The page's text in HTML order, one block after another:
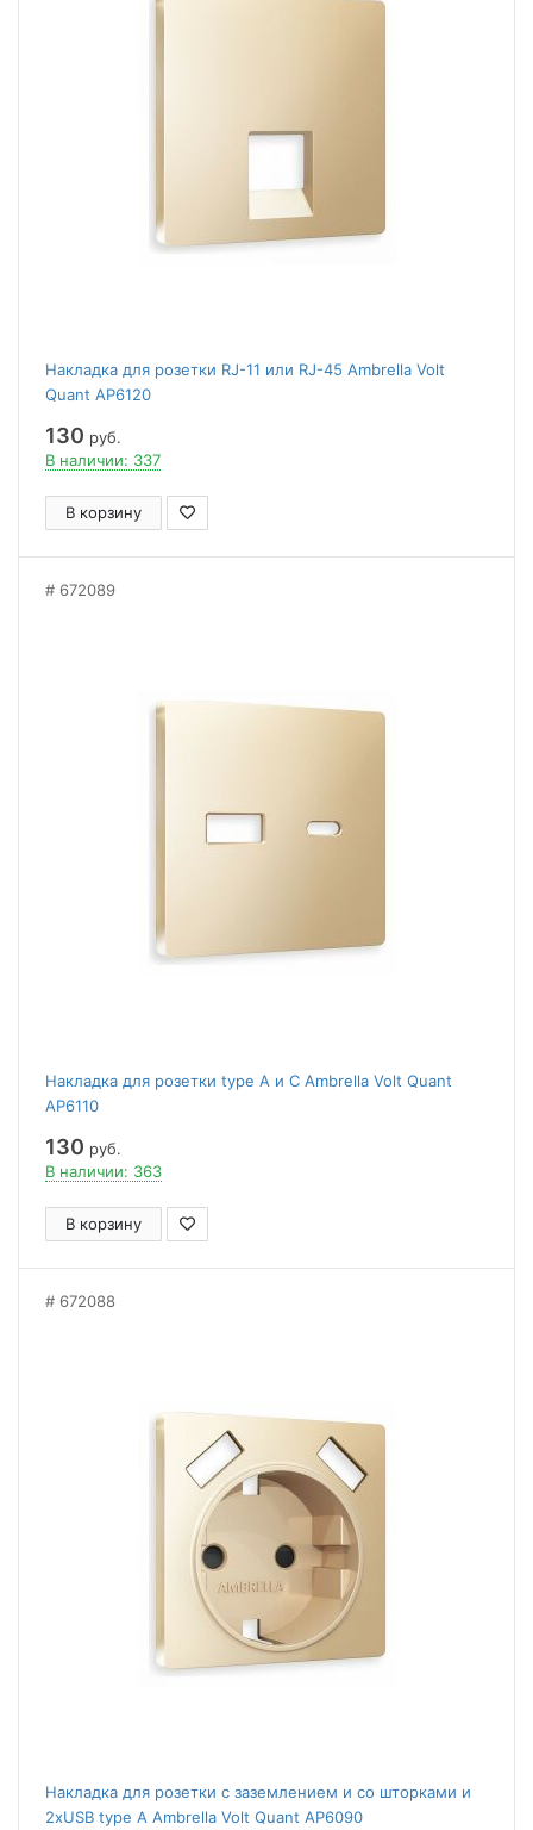
Накладка для розетки RJ-11 или RJ-45 Ambrella Volt
Quant AP6120
130 руб.
В наличии: 337
В корзину
672089
Накладка для розетки type A и C Ambrella Volt Quant
AP6110
130 руб.
В наличии: 363
В корзину
672088
Накладка для розетки с заземлением и со шторками и
2хUSB type A Ambrella Volt Quant AP6090